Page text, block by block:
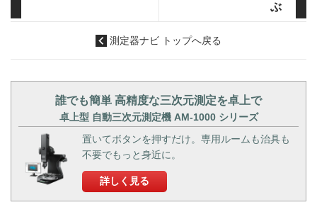
ぶ
測定器ナビ トップへ戻る
誰でも簡単 高精度な三次元測定を卓上で
卓上型 自動三次元測定機 AM-1000 シリーズ
置いてボタンを押すだけ。専用ルームも治具も
不要でもっと身近に。
詳しく見る